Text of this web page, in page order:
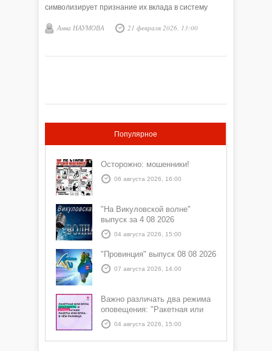
символизирует признание их вклада в систему
Анна НАУМОВА 21 февраля 2026, 13:00
Популярное
Осторожно: мошенники!
06 августа 2026, 16:00
"На Викуловской волне"
выпуск за 4 08 2026
04 августа 2026, 15:00
"Провинция" выпуск 08 08 2026
07 августа 2026, 14:00
Важно различать два режима
оповещения: "Ракетная или
БПЛА опасность" и "Угроза
атаки ракеты или БПЛА"
04 августа 2026, 15:00